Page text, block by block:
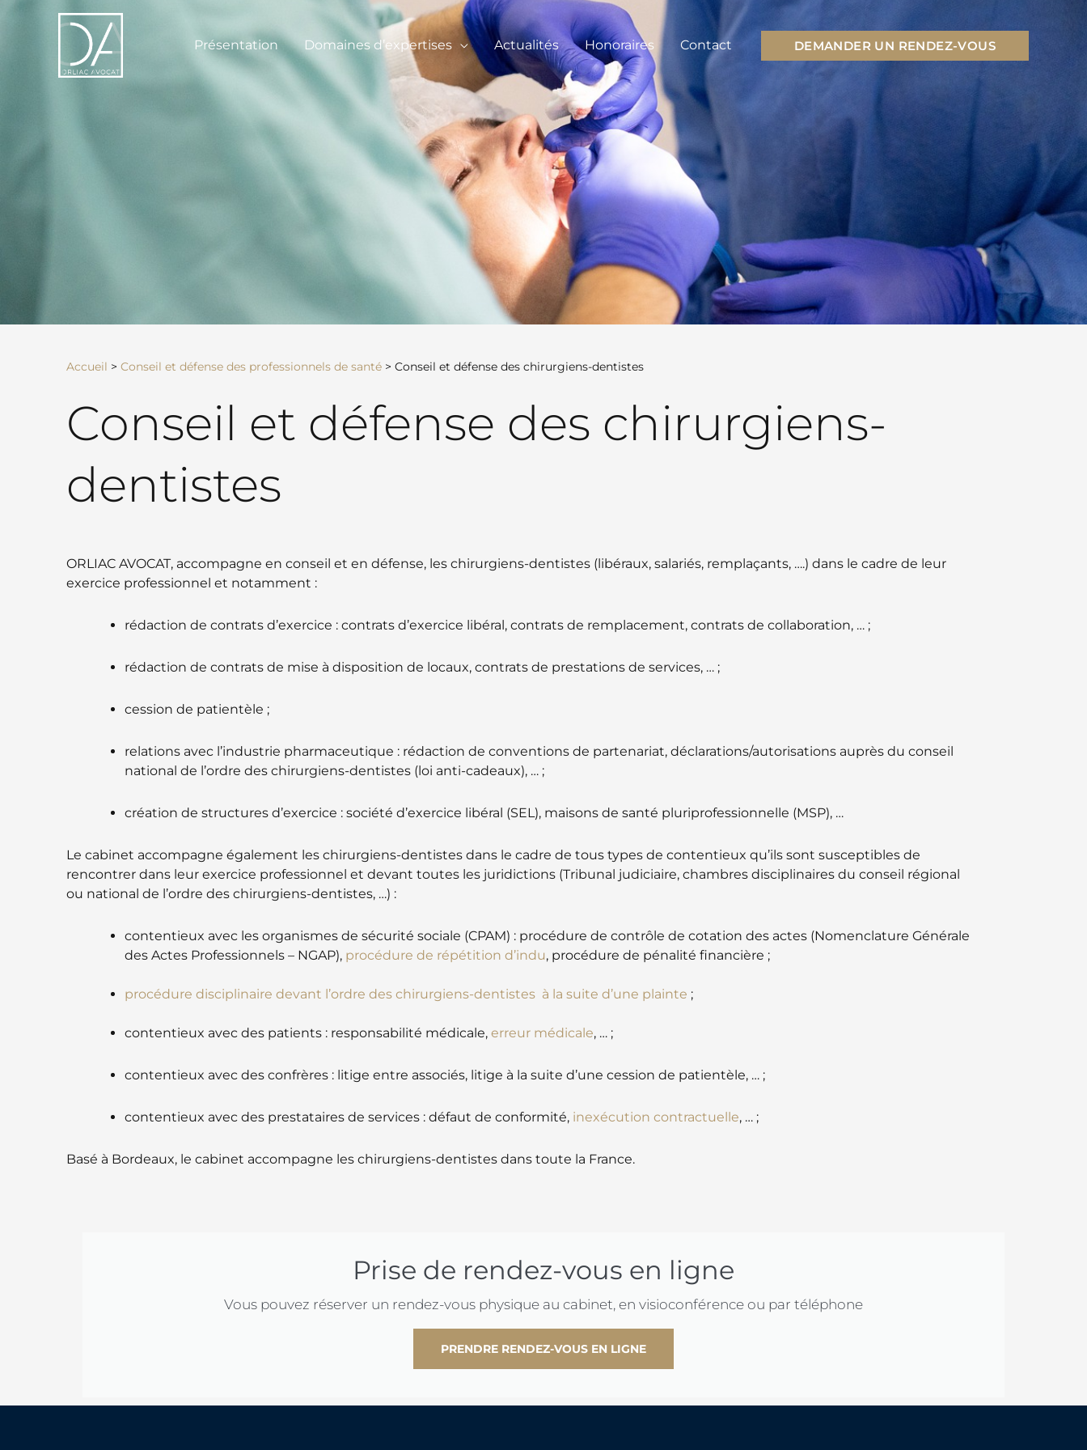
Présentation Domaines d’expertises Actualités Honoraires Contact DEMANDER UN RENDEZ-VOUS
Accueil > Conseil et défense des professionnels de santé > Conseil et défense des chirurgiens-dentistes
Conseil et défense des chirurgiens-
dentistes
ORLIAC AVOCAT, accompagne en conseil et en défense, les chirurgiens-dentistes (libéraux, salariés, remplaçants, ….) dans le cadre de leur
exercice professionnel et notamment :
rédaction de contrats d’exercice : contrats d’exercice libéral, contrats de remplacement, contrats de collaboration, … ;
rédaction de contrats de mise à disposition de locaux, contrats de prestations de services, … ;
cession de patientèle ;
relations avec l’industrie pharmaceutique : rédaction de conventions de partenariat, déclarations/autorisations auprès du conseil
national de l’ordre des chirurgiens-dentistes (loi anti-cadeaux), … ;
création de structures d’exercice : société d’exercice libéral (SEL), maisons de santé pluriprofessionnelle (MSP), …
Le cabinet accompagne également les chirurgiens-dentistes dans le cadre de tous types de contentieux qu’ils sont susceptibles de
rencontrer dans leur exercice professionnel et devant toutes les juridictions (Tribunal judiciaire, chambres disciplinaires du conseil régional
ou national de l’ordre des chirurgiens-dentistes, …) :
contentieux avec les organismes de sécurité sociale (CPAM) : procédure de contrôle de cotation des actes (Nomenclature Générale
des Actes Professionnels – NGAP), procédure de répétition d’indu, procédure de pénalité financière ;
procédure disciplinaire devant l’ordre des chirurgiens-dentistes à la suite d’une plainte ;
contentieux avec des patients : responsabilité médicale, erreur médicale, … ;
contentieux avec des confrères : litige entre associés, litige à la suite d’une cession de patientèle, … ;
contentieux avec des prestataires de services : défaut de conformité, inexécution contractuelle, … ;
Basé à Bordeaux, le cabinet accompagne les chirurgiens-dentistes dans toute la France.
Prise de rendez-vous en ligne
Vous pouvez réserver un rendez-vous physique au cabinet, en visioconférence ou par téléphone
PRENDRE RENDEZ-VOUS EN LIGNE